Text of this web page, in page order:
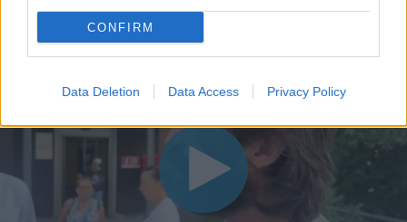
CONFIRM
Data Deletion Data Access Privacy Policy